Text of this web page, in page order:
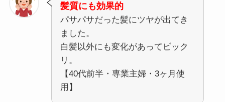
髪質にも効果的
パサパサだった髪にツヤが出てき
ました。
白髪以外にも変化があってビック
リ。
【40代前半・専業主婦・3ヶ月使
用】